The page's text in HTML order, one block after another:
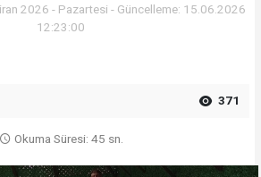
2026 - Pazartesi - Güncelleme: 15.06.2026
12:23:00
371
Okuma Süresi: 45 sn.